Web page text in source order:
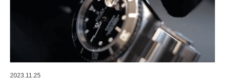
2023.11.25